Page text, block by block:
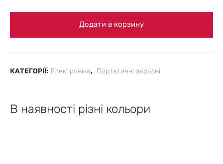
Додати в корзину
КАТЕГОРІЇ: Електроніка, Портативні зарядні
В наявності різні кольори